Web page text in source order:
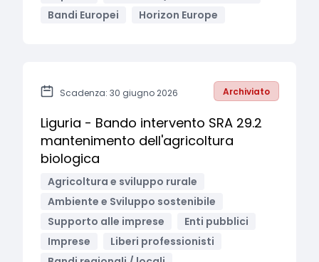
Bandi Europei
Horizon Europe
Scadenza: 30 giugno 2026 Archiviato
Liguria - Bando intervento SRA 29.2
mantenimento dell'agricoltura
biologica
Agricoltura e sviluppo rurale
Ambiente e Sviluppo sostenibile
Supporto alle imprese
Enti pubblici
Imprese
Liberi professionisti